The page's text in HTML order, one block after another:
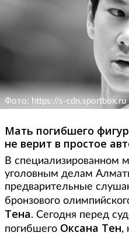
Фото: https://s-cdn.sportbox.ru
Мать погибшего
не верит в простое
В специализированном
уголовным делам
предварительные
бронзового
Тена. Сегодня перед
погибшего Оксана Тен,